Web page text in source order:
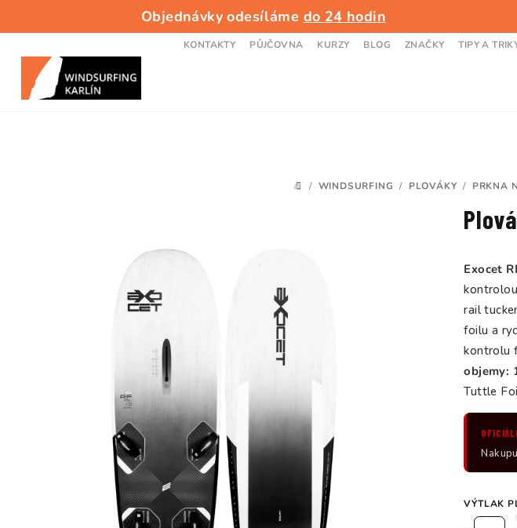
Objednávky odesíláme do 24 hodin
KONTAKTY PŮJČOVNA KURZY BLOG ZNAČKY TIPY A
DOMŮ
/ WINDSURFING / PLOVÁKY / PRKNA
Exocet
rail
foilu a
kontrolu
objemy:
Tuttle
VÝTLAK